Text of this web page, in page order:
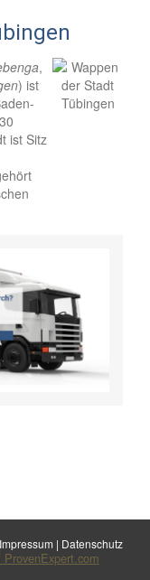
,
) ist
ist Sitz
Impressum | Datenschutz